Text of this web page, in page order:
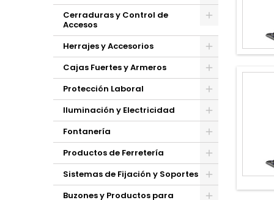
Cerraduras y Control de
Accesos
Herrajes y Accesorios
Cajas Fuertes y Armeros
Protección Laboral
Iluminación y Electricidad
Fontanería
Productos de Ferretería
Sistemas de Fijación y Soportes
Buzones y Productos para